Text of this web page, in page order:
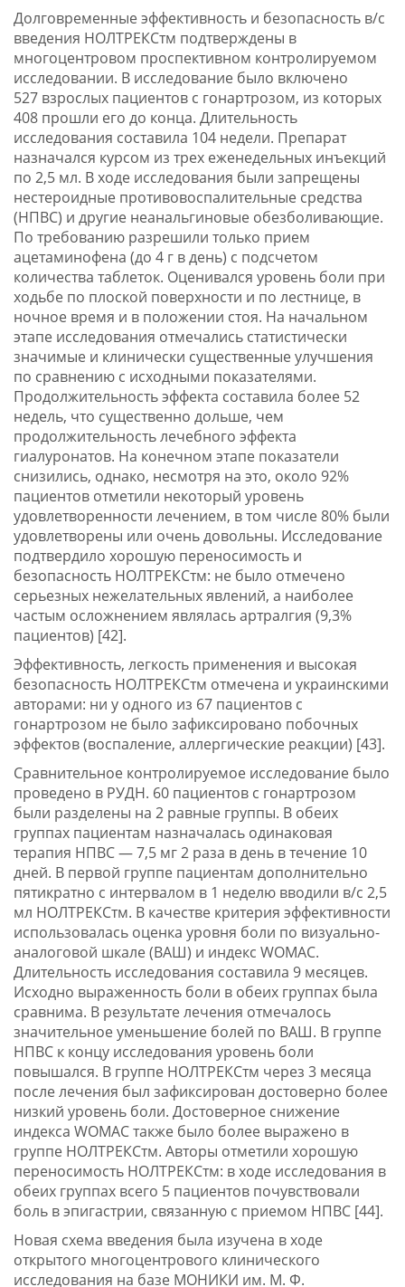
Долговременные эффективность и безопасность в/с
введения НОЛТРЕКСтм подтверждены в
многоцентровом проспективном контролируемом
исследовании. В исследование было включено
527 взрослых пациентов с гонартрозом, из которых
408 прошли его до конца. Длительность
исследования составила 104 недели. Препарат
назначался курсом из трех еженедельных инъекций
по 2,5 мл. В ходе исследования были запрещены
нестероидные противовоспалительные средства
(НПВС) и другие неанальгиновые обезболивающие.
По требованию разрешили только прием
ацетаминофена (до 4 г в день) с подсчетом
количества таблеток. Оценивался уровень боли при
ходьбе по плоской поверхности и по лестнице, в
ночное время и в положении стоя. На начальном
этапе исследования отмечались статистически
значимые и клинически существенные улучшения
по сравнению с исходными показателями.
Продолжительность эффекта составила более 52
недель, что существенно дольше, чем
продолжительность лечебного эффекта
гиалуронатов. На конечном этапе показатели
снизились, однако, несмотря на это, около 92%
пациентов отметили некоторый уровень
удовлетворенности лечением, в том числе 80% были
удовлетворены или очень довольны. Исследование
подтвердило хорошую переносимость и
безопасность НОЛТРЕКСтм: не было отмечено
серьезных нежелательных явлений, а наиболее
частым осложнением являлась артралгия (9,3%
пациентов) [42].
Эффективность, легкость применения и высокая
безопасность НОЛТРЕКСтм отмечена и украинскими
авторами: ни у одного из 67 пациентов с
гонартрозом не было зафиксировано побочных
эффектов (воспаление, аллергические реакции) [43].
Сравнительное контролируемое исследование было
проведено в РУДН. 60 пациентов с гонартрозом
были разделены на 2 равные группы. В обеих
группах пациентам назначалась одинаковая
терапия НПВС — 7,5 мг 2 раза в день в течение 10
дней. В первой группе пациентам дополнительно
пятикратно с интервалом в 1 неделю вводили в/с 2,5
мл НОЛТРЕКСтм. В качестве критерия эффективности
использовалась оценка уровня боли по визуально-
аналоговой шкале (ВАШ) и индекс WOMAC.
Длительность исследования составила 9 месяцев.
Исходно выраженность боли в обеих группах была
сравнима. В результате лечения отмечалось
значительное уменьшение болей по ВАШ. В группе
НПВС к концу исследования уровень боли
повышался. В группе НОЛТРЕКСтм через 3 месяца
после лечения был зафиксирован достоверно более
низкий уровень боли. Достоверное снижение
индекса WOMAC также было более выражено в
группе НОЛТРЕКСтм. Авторы отметили хорошую
переносимость НОЛТРЕКСтм: в ходе исследования в
обеих группах всего 5 пациентов почувствовали
боль в эпигастрии, связанную с приемом НПВС [44].
Новая схема введения была изучена в ходе
открытого многоцентрового клинического
исследования на базе МОНИКИ им. М. Ф.